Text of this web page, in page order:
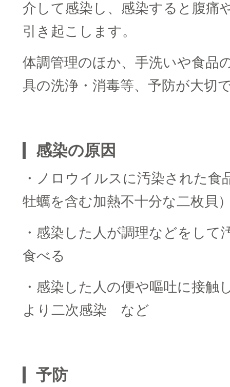
介して感染し、感染すると腹痛
引き起こします。
体調管理のほか、手洗いや食品
具の洗浄・消毒等、予防が大切
感染の原因
・ノロウイルスに汚染された食
牡蠣を含む加熱不十分な二枚貝
・感染した人が調理などをして
食べる
・感染した人の便や嘔吐に接触
より二次感染 など
予防